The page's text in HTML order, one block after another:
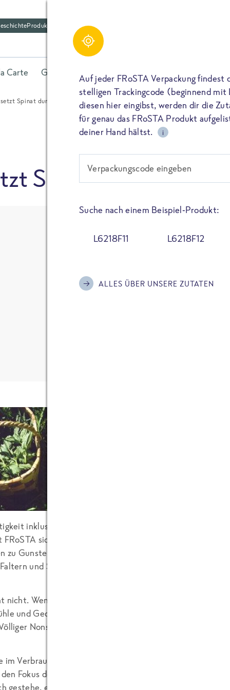
Produktfriedhof
Carte Gerichte Fisch Gemüse Kräuter
Spinat durch Brennessel
Spinat durch
inklusive Schonung von Boden und sonstigen
FRoSTA sich entschlossen, von nun an auf den Einsatz
zu Gunsten der Brennessel, die unproblematisch
und Schmetterlingen Futter und Wohnort bietet.
nicht. Wenn Ihr das aber nun so in der Tageszeitung lesen
und Gedanken nehmen dann Besitz von Eurem Bauch
Nonsens? Absolut am Zahn der Zeit, topaktuelles
im Verbraucherservice von Frau Brinkmann aus Rinteln,
Fokus der Öffentlichkeit rücken möchte,
gestehe, es stellten sich bei mir spontan diffuse
TEILEN
PIN IT
Schreibe einen
Bitte füllen alle mit (*) markierten Felder aus.
wird nicht veröffentlicht. Wenn du deinen
dieser öffentlich neben deiner Bewertung.
Kommtar*
Name
E-Mail
Ich habe die Datenschutzerklärungzur
Auf jeder FRoSTA Verpackung findest
stelligen Trackingcode (beginnend mit
diesen hier eingibst, werden dir die
für genau das FRoSTA Produkt
deiner Hand hältst.
i
Verpackungscode eingeben
Suche nach einem Beispiel-Produkt:
L6218F11 L6218F12
ALLES ÜBER UNSERE ZUTATEN